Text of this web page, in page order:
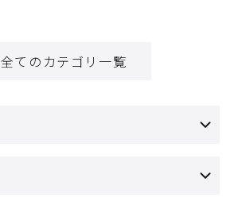
全てのカテゴリ一覧